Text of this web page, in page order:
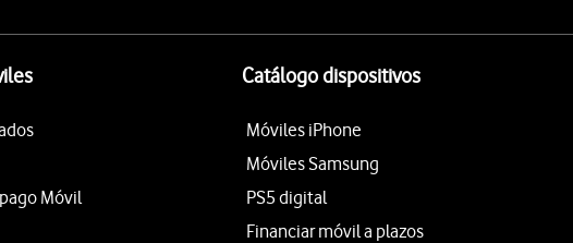
Móvil
Catálogo dispositivos
Móviles iPhone
Móviles Samsung
PS5 digital
Financiar móvil a plazos